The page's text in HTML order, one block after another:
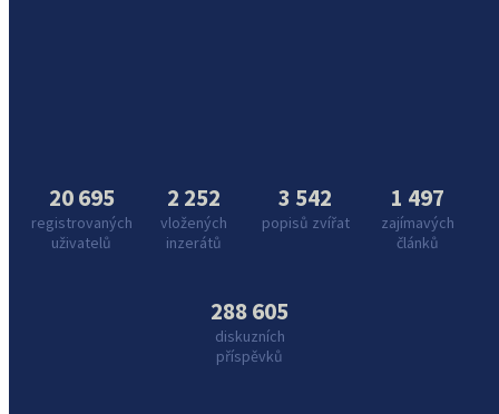
20 695
registrovaných
uživatelů
2 252
vložených
inzerátů
3 542
popisů zvířat
1 497
zajímavých
článků
288 605
diskuzních
příspěvků